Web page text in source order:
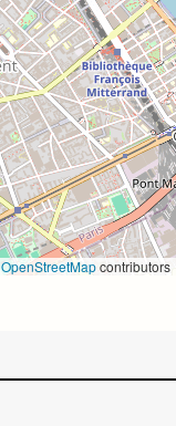
OpenStreetMapcontributors